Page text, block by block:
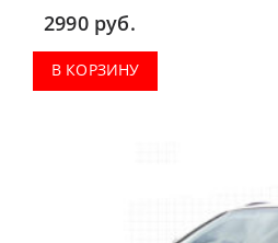
2990 руб.
В КОРЗИНУ